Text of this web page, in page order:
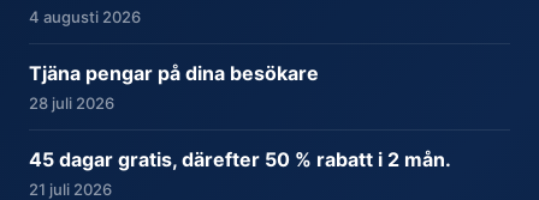
4 augusti 2026
Tjäna pengar på dina besökare
28 juli 2026
45 dagar gratis, därefter 50 % rabatt i 2 mån.
21 juli 2026